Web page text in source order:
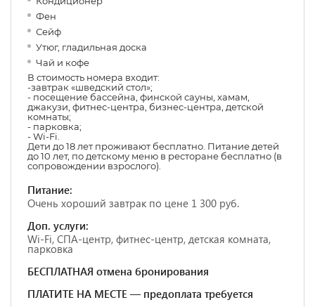
Фен
Сейф
Утюг, гладильная доска
Чай и кофе
В стоимость номера входит:
-завтрак «шведский стол»;
- посещение бассейна, финской сауны, хамам,
джакузи, фитнес-центра, бизнес-центра, детской
комнаты;
- парковка;
- Wi-Fi.
Дети до 18 лет проживают бесплатно. Питание детей
до 10 лет, по детскому меню в ресторане бесплатно (в
сопровождении взрослого).
Питание:
Очень хороший завтрак по цене 1 300 руб.
Доп. услуги:
Wi-Fi, СПА-центр, фитнес-центр, детская комната,
парковка
БЕСПЛАТНАЯ отмена бронирования
ПЛАТИТЕ НА МЕСТЕ — предоплата требуется